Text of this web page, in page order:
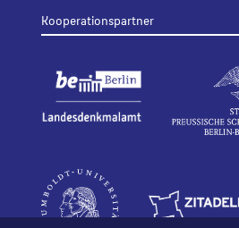
Kooperationspartner